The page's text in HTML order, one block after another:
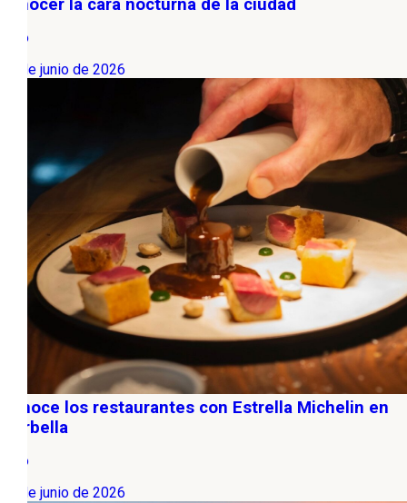
conocer la cara nocturna de la ciudad
Ocio
17 de junio de 2026
Conoce los restaurantes con Estrella Michelin en
Marbella
Ocio
15 de junio de 2026